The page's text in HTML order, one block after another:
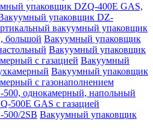
упаковщик DZQ-400E GAS,
упаковщик DZ-
вакуумный упаковщик
большой Вакуумный упаковщик
Вакуумный упаковщик
с газацией Вакуумный
Вакуумный упаковщик
с газонаполнением
однокамерный, напольный
500E GAS с газацией
2SB Вакуумный упаковщик